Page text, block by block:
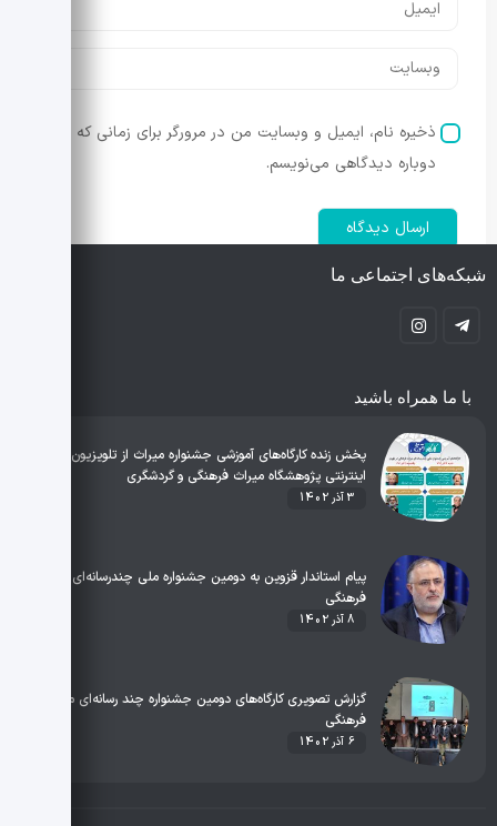
ذخیره نام، ایمیل و وبسایت من در مرورگر برای زمانی که
دوباره دیدگاهی می‌نویسم.
شبکه‌های اجتماعی ما
با ما همراه باشید
پخش زنده کارگاه‌های آموزشی جشنواره میراث از تلویزیون
اینترنتی پژوهشگاه میراث فرهنگی و گردشگری
3 آذر 1402
پیام استاندار قزوین به دومین جشنواره ملی چندرسانه‌ای میراث
فرهنگی
8 آذر 1402
گزارش تصویری کارگاه‌های دومین جشنواره چند رسانه‌ای میراث
فرهنگی
6 آذر 1402